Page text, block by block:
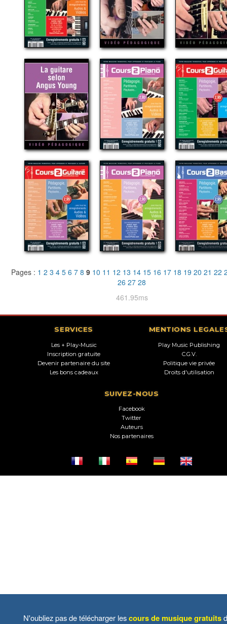
Pages : 1 2 3 4 5 6 7 8 9 10 11 12 13 14 15 16 17 18 19 20 21 22
26 27 28
461.95ms
SERVICES
Les + Play-Music
Inscription gratuite
Devenir partenaire du site
Les bons cadeaux
MENTIONS
Play Music Publishing
C.G.V.
Politique vie privée
Droits d'utilisation
SUIVEZ-NOUS
Facebook
Twitter
Auteurs
Nos partenaires
N'oubliez pas de télécharger lescours de musique gratuits